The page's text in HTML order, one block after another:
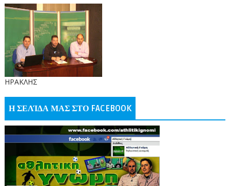
ΗΡΑΚΛΗΣ
Η ΣΕΛΊΔΑ ΜΑΣ ΣΤΟ FACEBOOK